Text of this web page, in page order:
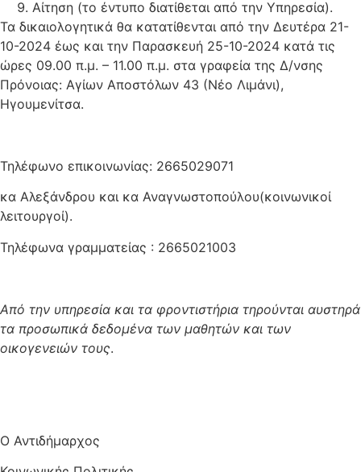
Αίτηση (το έντυπο διατίθεται από την Υπηρεσία).
Τα δικαιολογητικά θα κατατίθενται από την Δευτέρα 21-
10-2024 έως και την Παρασκευή 25-10-2024 κατά τις
ώρες 09.00 π.μ. – 11.00 π.μ. στα γραφεία της Δ/νσης
Πρόνοιας: Αγίων Αποστόλων 43 (Νέο Λιμάνι),
Ηγουμενίτσα.
Τηλέφωνο επικοινωνίας: 2665029071
κα Αλεξάνδρου και κα Αναγνωστοπούλου(κοινωνικοί
λειτουργοί).
Τηλέφωνα γραμματείας : 2665021003
Από την υπηρεσία και τα φροντιστήρια τηρούνται αυστηρά
τα προσωπικά δεδομένα των μαθητών και των
οικογενειών τους.
Ο Αντιδήμαρχος